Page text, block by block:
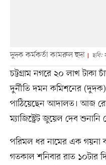
দুদক কর্মকর্তা কামরুল হুদা ছবি:
চট্টগ্রাম নগরে ২০ লাখ টাকা
দুর্নীতি দমন কমিশনের
পাঠিয়েছেন আদালত। আজ
ম্যাজিস্ট্রেট জুয়েল দেব
পরিমল ধর নামের এক গয়না
গতকাল শনিবার রাত ১০টার